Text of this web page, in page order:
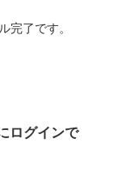
完了です。
ログインで